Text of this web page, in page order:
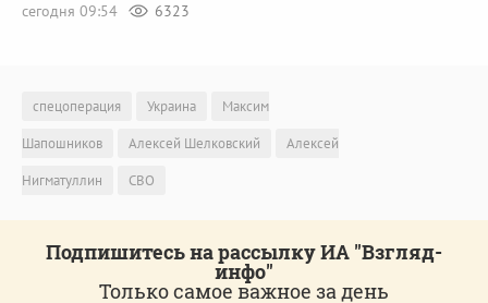
сегодня 09:54
6323
спецоперация Украина
Максим
Шапошников
Алексей Шелковский
Алексей
Нигматуллин
СВО
Подпишитесь на рассылку ИА "Взгляд-
инфо"
Только самое важное за день